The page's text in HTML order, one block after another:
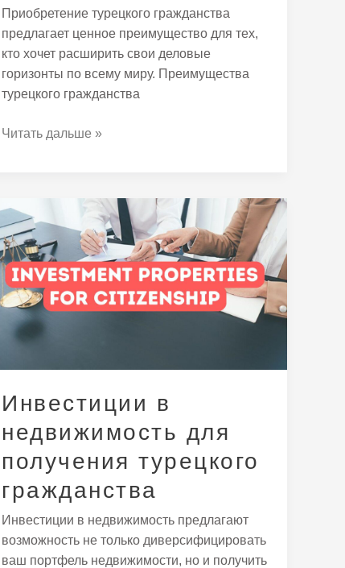
Приобретение турецкого гражданства
предлагает ценное преимущество для тех,
кто хочет расширить свои деловые
горизонты по всему миру. Преимущества
турецкого гражданства
Читать дальше »
Инвестиции в
недвижимость для
получения турецкого
гражданства
Инвестиции в недвижимость предлагают
возможность не только диверсифицировать
ваш портфель недвижимости, но и получить
Инвестиции
в
недвижимость
для
получения
турецкого